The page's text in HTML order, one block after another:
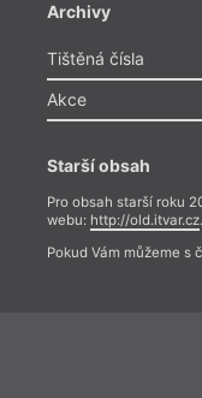
Archivy
Tištěná čísla
Akce
Starší obsah
Pro obsah starší roku
webu: http://old.itvar.cz.
Pokud Vám můžeme s